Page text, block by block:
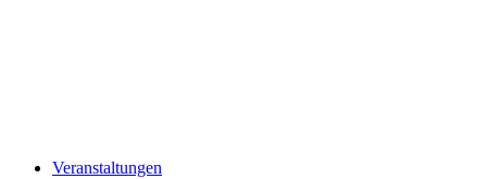
Veranstaltungen